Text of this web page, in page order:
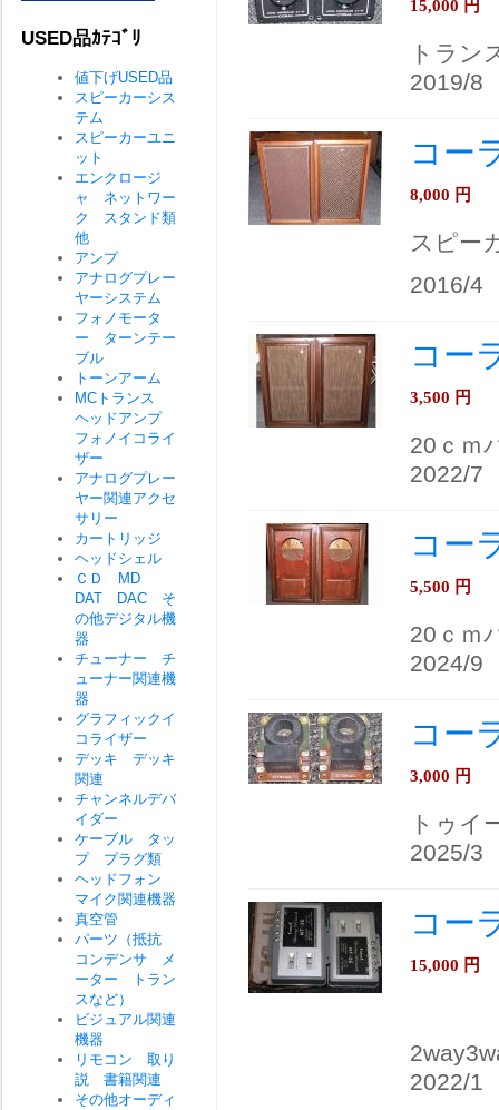
15,000 円
トラン
2019/8
コー
8,000 円
スピー
2016/4
コー
3,500 円
20ｃｍ
2022/7
コー
5,500 円
20ｃｍ
2024/9
コー
3,000 円
トゥイ
2025/3
コー
15,000 円
2022/1
USED品ｶﾃｺﾞﾘ
値下げUSED品
スピーカーシス
テム
スピーカーユニ
ット
エンクロージ
ャ ネットワー
ク スタンド類
他
アンプ
アナログプレー
ヤーシステム
フォノモータ
ー ターンテー
ブル
トーンアーム
MCトランス
ヘッドアンプ
フォノイコライ
ザー
アナログプレー
ヤー関連アクセ
サリー
カートリッジ
ヘッドシェル
ＣＤ MD
DAT DAC そ
の他デジタル機
器
チューナー チ
ューナー関連機
器
グラフィックイ
コライザー
デッキ デッキ
関連
チャンネルデバ
イダー
ケーブル タッ
プ プラグ類
ヘッドフォン
マイク関連機器
真空管
パーツ（抵抗
コンデンサ メ
ーター トラン
スなど）
ビジュアル関連
機器
リモコン 取り
説 書籍関連
その他オーディ